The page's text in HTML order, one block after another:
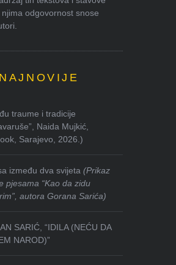
odgovornost snose
NAJNOVIJE
traume i tradicije
Naida Mujkić,
Sarajevo, 2026.)
između dva svijeta(Prikaz
pjesama “Kao da zidu
autora Gorana Sarića)
SARIĆ, “IDILA (NEĆU DA
NAROD)”